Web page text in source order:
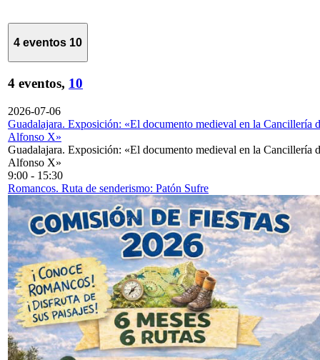
4 eventos 10
4 eventos, 10
2026-07-06
Guadalajara. Exposición: «El documento medieval en la Cancillería
Alfonso X»
Guadalajara. Exposición: «El documento medieval en la Cancillería
Alfonso X»
9:00 - 15:30
Romancos. Ruta de senderismo: Patón Sufre